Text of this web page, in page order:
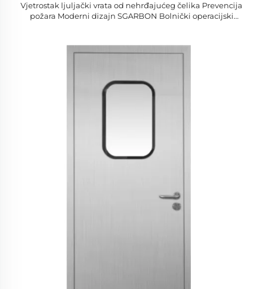
Vjetrostak ljuljački vrata od nehrđajućeg čelika Prevencija
požara Moderni dizajn SGARBON Bolnički operacijski